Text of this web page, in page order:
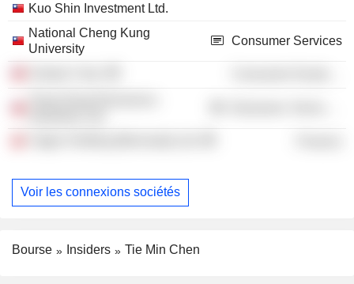
Kuo Shin Investment Ltd.
National Cheng Kung
University
Consumer Services
Voir les connexions sociétés
Bourse Insiders Tie Min Chen